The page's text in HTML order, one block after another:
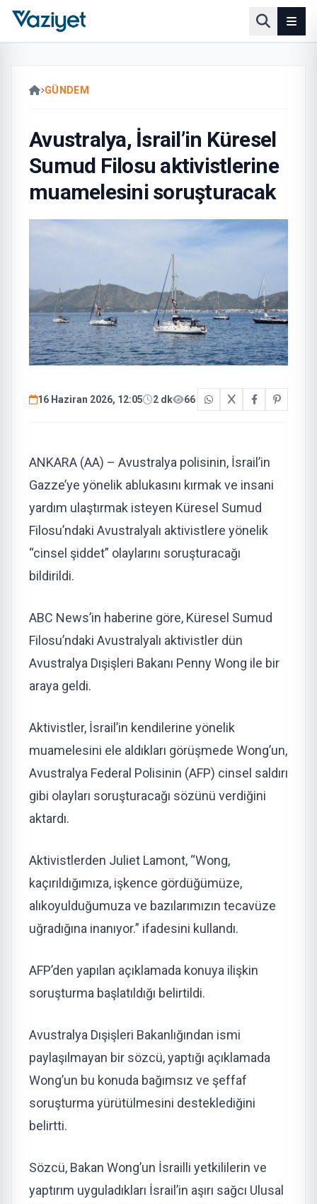
GÜNDEM
Avustralya, İsrail’in Küresel
Sumud Filosu aktivistlerine
muamelesini soruşturacak
16 Haziran 2026, 12:05 2 dk 66
ANKARA (AA) – Avustralya polisinin, İsrail’in
Gazze’ye yönelik ablukasını kırmak ve insani
yardım ulaştırmak isteyen Küresel Sumud
Filosu’ndaki Avustralyalı aktivistlere yönelik
“cinsel şiddet” olaylarını soruşturacağı
bildirildi.
ABC News’in haberine göre, Küresel Sumud
Filosu’ndaki Avustralyalı aktivistler dün
Avustralya Dışişleri Bakanı Penny Wong ile bir
araya geldi.
Aktivistler, İsrail’in kendilerine yönelik
muamelesini ele aldıkları görüşmede Wong’un,
Avustralya Federal Polisinin (AFP) cinsel saldırı
gibi olayları soruşturacağı sözünü verdiğini
aktardı.
Aktivistlerden Juliet Lamont, “Wong,
kaçırıldığımıza, işkence gördüğümüze,
alıkoyulduğumuza ve bazılarımızın tecavüze
uğradığına inanıyor.” ifadesini kullandı.
AFP’den yapılan açıklamada konuya ilişkin
soruşturma başlatıldığı belirtildi.
Avustralya Dışişleri Bakanlığından ismi
paylaşılmayan bir sözcü, yaptığı açıklamada
Wong’un bu konuda bağımsız ve şeffaf
soruşturma yürütülmesini desteklediğini
belirtti.
Sözcü, Bakan Wong’un İsrailli yetkililerin ve
yaptırım uyguladıkları İsrail’in aşırı sağcı Ulusal